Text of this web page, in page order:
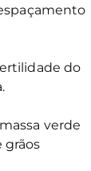
do
verde
grãos